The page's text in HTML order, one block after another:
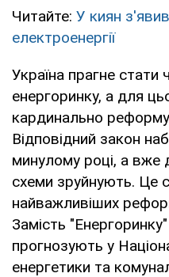
Читайте: У киян
електроенергії
Україна прагне
енергоринку, а для
кардинально
Відповідний закон
минулому році, а вже
схеми зруйнують. Це
найважливіших
Замість
прогнозують у
енергетики та